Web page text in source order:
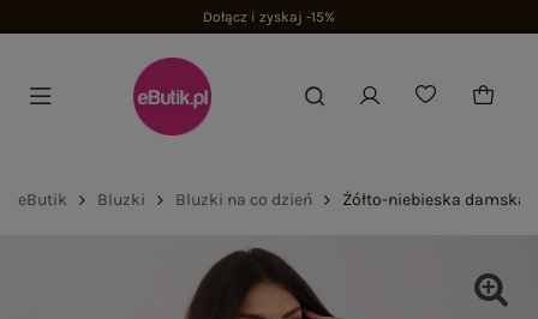
Dołącz i zyskaj -15%
eButik Bluzki Bluzki na co dzień Żółto-niebieska damska